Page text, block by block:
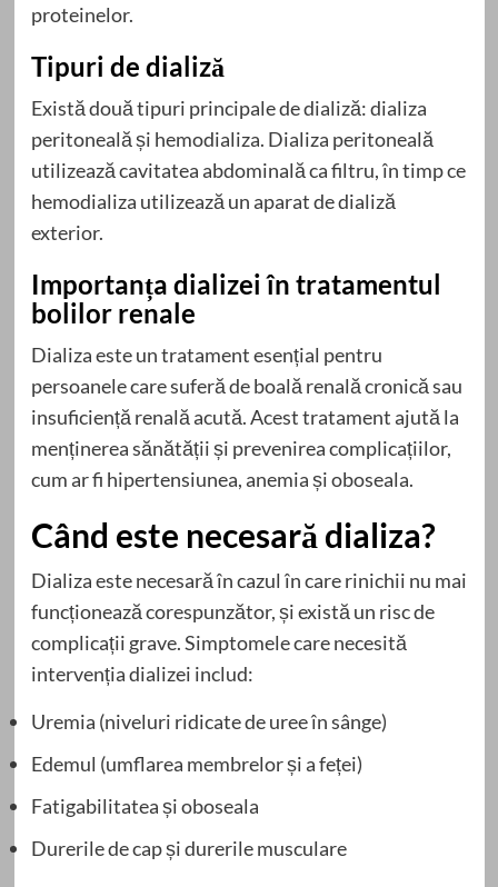
proteinelor.
Tipuri de dializă
Există două tipuri principale de dializă: dializa
peritoneală și hemodializa. Dializa peritoneală
utilizează cavitatea abdominală ca filtru, în timp ce
hemodializa utilizează un aparat de dializă
exterior.
Importanța dializei în tratamentul
bolilor renale
Dializa este un tratament esențial pentru
persoanele care suferă de boală renală cronică sau
insuficiență renală acută. Acest tratament ajută la
menținerea sănătății și prevenirea complicațiilor,
cum ar fi hipertensiunea, anemia și oboseala.
Când este necesară dializa?
Dializa este necesară în cazul în care rinichii nu mai
funcționează corespunzător, și există un risc de
complicații grave. Simptomele care necesită
intervenția dializei includ:
Uremia (niveluri ridicate de uree în sânge)
Edemul (umflarea membrelor și a feței)
Fatigabilitatea și oboseala
Durerile de cap și durerile musculare